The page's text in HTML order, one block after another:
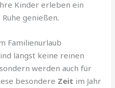
Kinder erleben ein
genießen.
Familienurlaub
längst keine reinen
werden auch für
besondere Zeit im Jahr